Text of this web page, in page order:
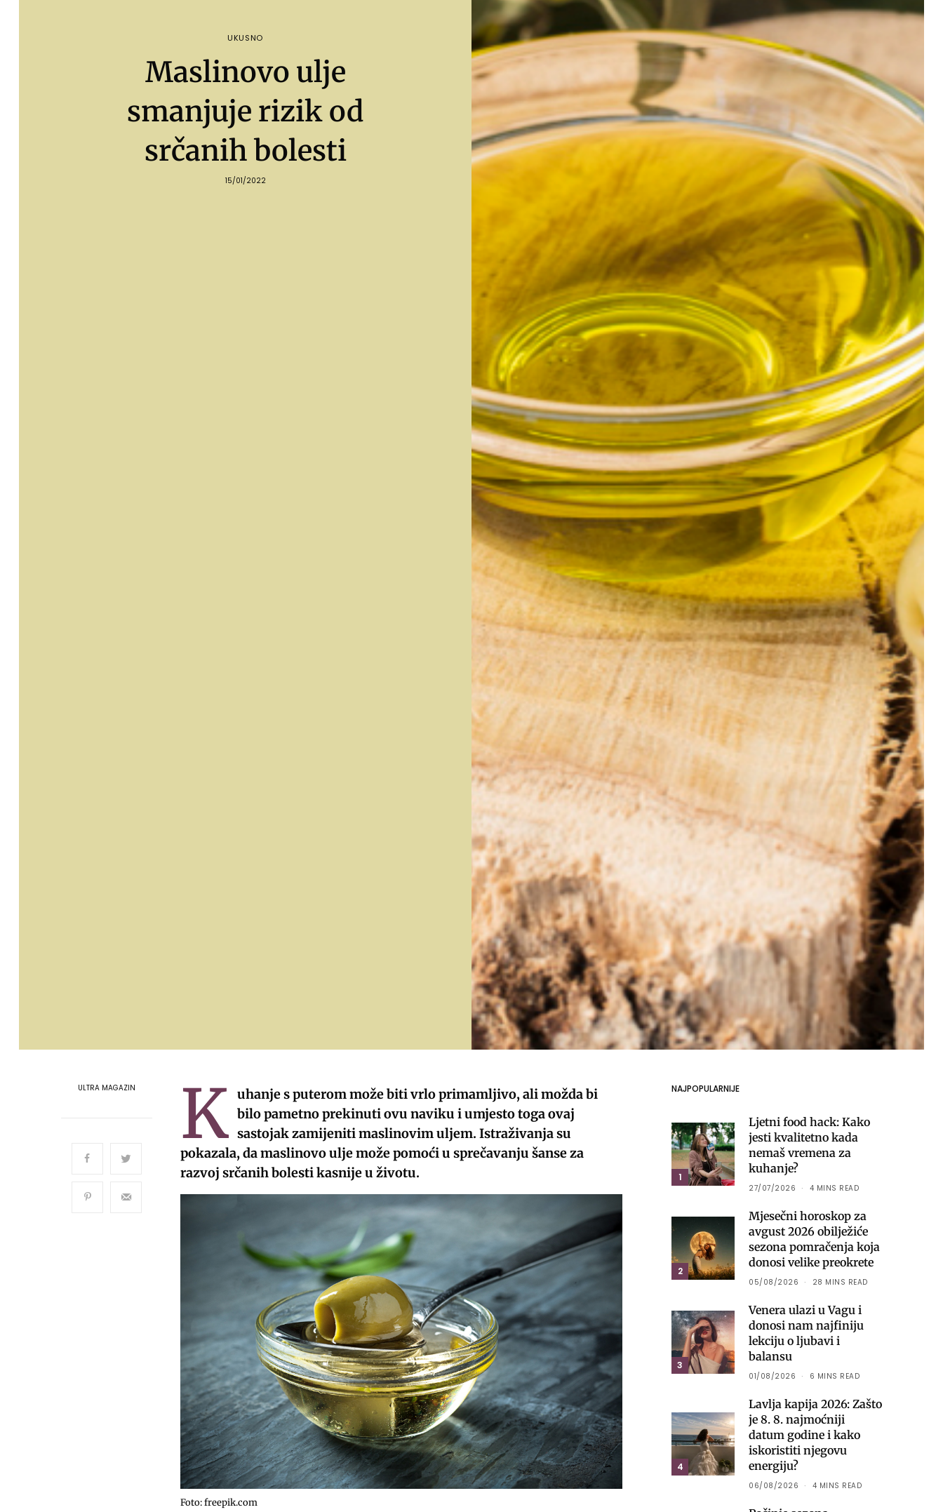
UKUSNO
Maslinovo ulje
smanjuje rizik od
srčanih bolesti
15/01/2022
ULTRA MAGAZIN K uhanje s puterom može biti vrlo primamljivo, ali možda bi
bilo pametno prekinuti ovu naviku i umjesto toga ovaj
sastojak zamijeniti maslinovim uljem. Istraživanja su
pokazala, da maslinovo ulje može pomoći u sprečavanju šanse za
razvoj srčanih bolesti kasnije u životu.
Foto: freepik.com
NAJPOPULARNIJE
1
Ljetni food hack: Kako
jesti kvalitetno kada
nemaš vremena za
kuhanje?
27/07/2026 4 MINS READ
2
Mjesečni horoskop za
avgust 2026 obilježiće
sezona pomračenja koja
donosi velike preokrete
05/08/2026 28 MINS READ
3
Venera ulazi u Vagu i
donosi nam najfiniju
lekciju o ljubavi i
balansu
01/08/2026 6 MINS READ
4
Lavlja kapija 2026: Zašto
je 8. 8. najmoćniji
datum godine i kako
iskoristiti njegovu
energiju?
06/08/2026 4 MINS READ